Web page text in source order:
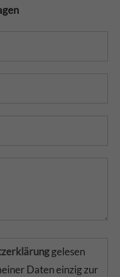
gelesen
Daten einzig zur